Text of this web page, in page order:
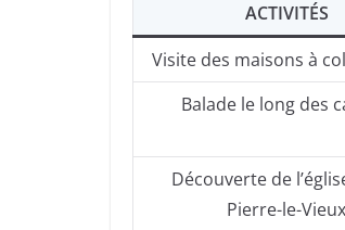
ACTIVITÉS
Visite des maisons à
Balade le long des
Découverte de
Pierre-le-Vieux